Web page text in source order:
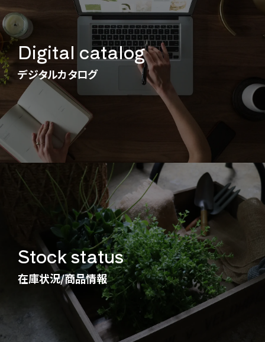
Digital catalog
デジタルカタログ
Stock status
在庫状況/商品情報